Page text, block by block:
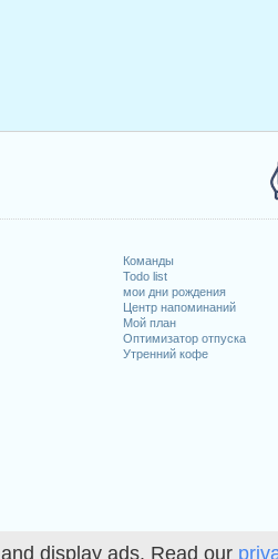
display ads. Read our
Команды
Todo list
мои дни рождения
Центр напоминаний
Мой план
Оптимизатор отпуска
Утренний кофе